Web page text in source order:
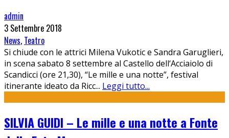
admin
3 Settembre 2018
News, Teatro
Si chiude con le attrici Milena Vukotic e Sandra Garuglieri,
in scena sabato 8 settembre al Castello dell‘Acciaiolo di
Scandicci (ore 21,30), “Le mille e una notte”, festival
itinerante ideato da Ricc... Leggi tutto...
SILVIA GUIDI – Le mille e una notte a Fonte